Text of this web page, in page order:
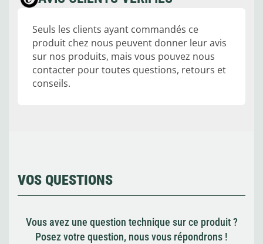
Seuls les clients ayant commandés ce
produit chez nous peuvent donner leur avis
sur nos produits, mais vous pouvez nous
contacter pour toutes questions, retours et
conseils.
VOS QUESTIONS
Vous avez une question technique sur ce produit ?
Posez votre question, nous vous répondrons !